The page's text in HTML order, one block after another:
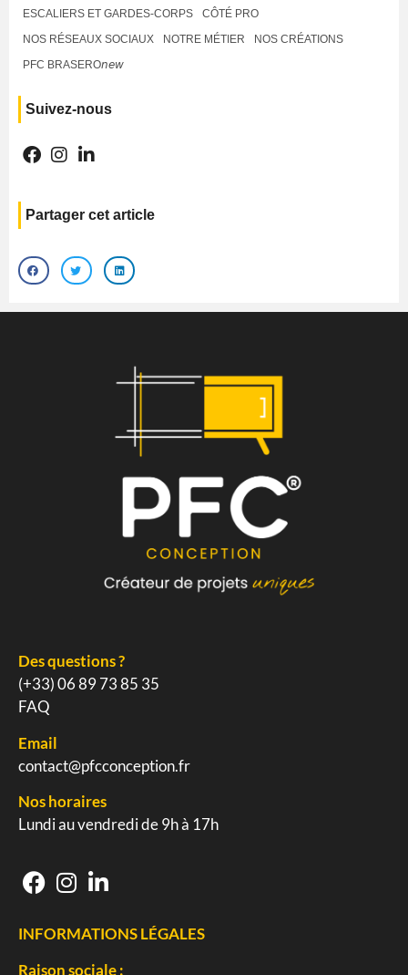
ESCALIERS ET GARDES-CORPS
CÔTÉ PRO
NOS RÉSEAUX SOCIAUX
NOTRE MÉTIER
NOS CRÉATIONS
PFC BRASERO𝘯𝘦𝘸
Suivez-nous
Partager cet article
Des questions ?
(+33) 06 89 73 85 35
FAQ
Email
contact@pfcconception.fr
Nos horaires
Lundi au vendredi de 9h à 17h
INFORMATIONS LÉGALES
Raison sociale :